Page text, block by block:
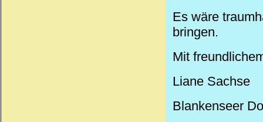
Es wäre
bringen.
Mit
Liane Sachse
Blankenseer